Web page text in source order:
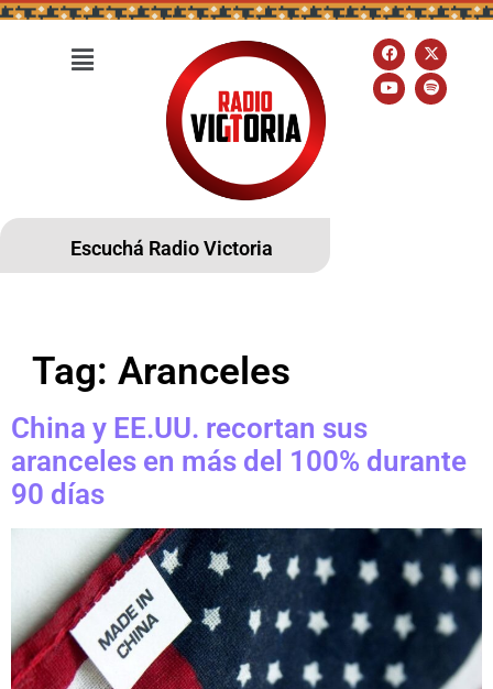
Escuchá Radio Victoria
Tag: Aranceles
China y EE.UU. recortan sus
aranceles en más del 100% durante
90 días